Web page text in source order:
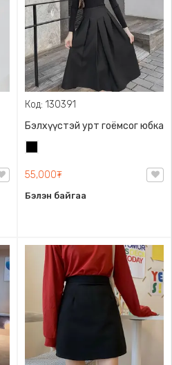
Код: 130391
Бэлхүүстэй урт гоёмсог юбка
55,000₮
Бэлэн байгаа